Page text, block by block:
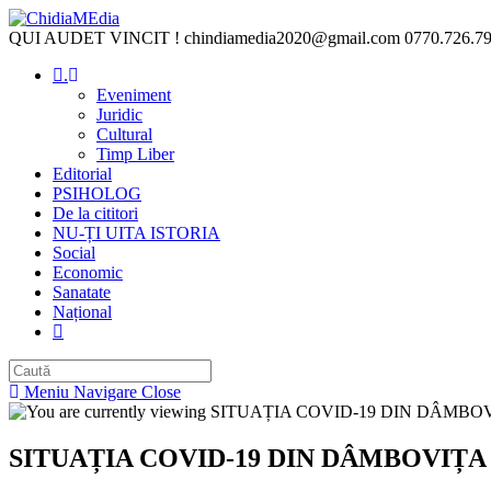
Skip
to
QUI AUDET VINCIT ! chindiamedia2020@gmail.com
.
Eveniment
Juridic
Cultural
Timp Liber
Editorial
PSIHOLOG
De la cititori
NU-ȚI UITA ISTORIA
Social
Economic
Sanatate
Național
Toggle
Meniu Navigare Close
SITUAȚIA COVID-19 DIN DÂMBOVIȚA